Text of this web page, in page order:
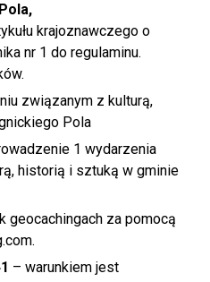
krajoznawczego o
nr 1 do regulaminu.
związanym z kulturą,
Pola
1 wydarzenia
historią i sztuką w gminie
geocachingach za pomocą
– warunkiem jest